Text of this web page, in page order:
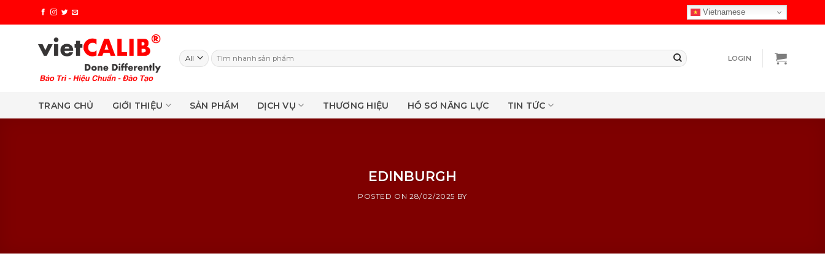
content
Vietnamese
Search
for:
LOGIN
TRANG CHỦ GIỚI THIỆU SẢN PHẨM DỊCH VỤ THƯƠNG HIỆU HỒ SƠ NĂNG LỰC TIN TỨC
EDINBURGH
POSTED ON28/02/2025 BY